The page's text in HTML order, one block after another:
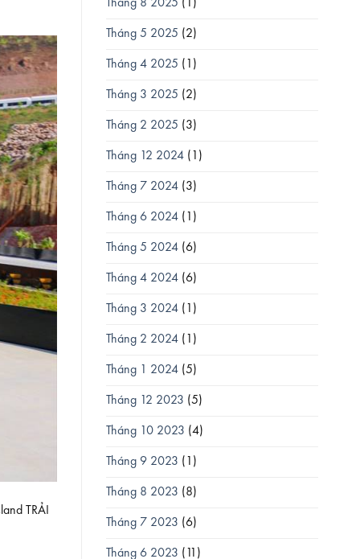
TRẢI
Tháng 8 2025 (1)
Tháng 5 2025 (2)
Tháng 4 2025 (1)
Tháng 3 2025 (2)
Tháng 2 2025 (3)
Tháng 12 2024 (1)
Tháng 7 2024 (3)
Tháng 6 2024 (1)
Tháng 5 2024 (6)
Tháng 4 2024 (6)
Tháng 3 2024 (1)
Tháng 2 2024 (1)
Tháng 1 2024 (5)
Tháng 12 2023 (5)
Tháng 10 2023 (4)
Tháng 9 2023 (1)
Tháng 8 2023 (8)
Tháng 7 2023 (6)
Tháng 6 2023 (11)